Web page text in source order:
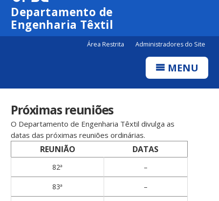
Departamento de
Engenharia Têxtil
Área Restrita Administradores do Site
MENU
Próximas reuniões
O Departamento de Engenharia Têxtil divulga as
datas das próximas reuniões ordinárias.
REUNIÃO DATAS
82ª –
83ª –